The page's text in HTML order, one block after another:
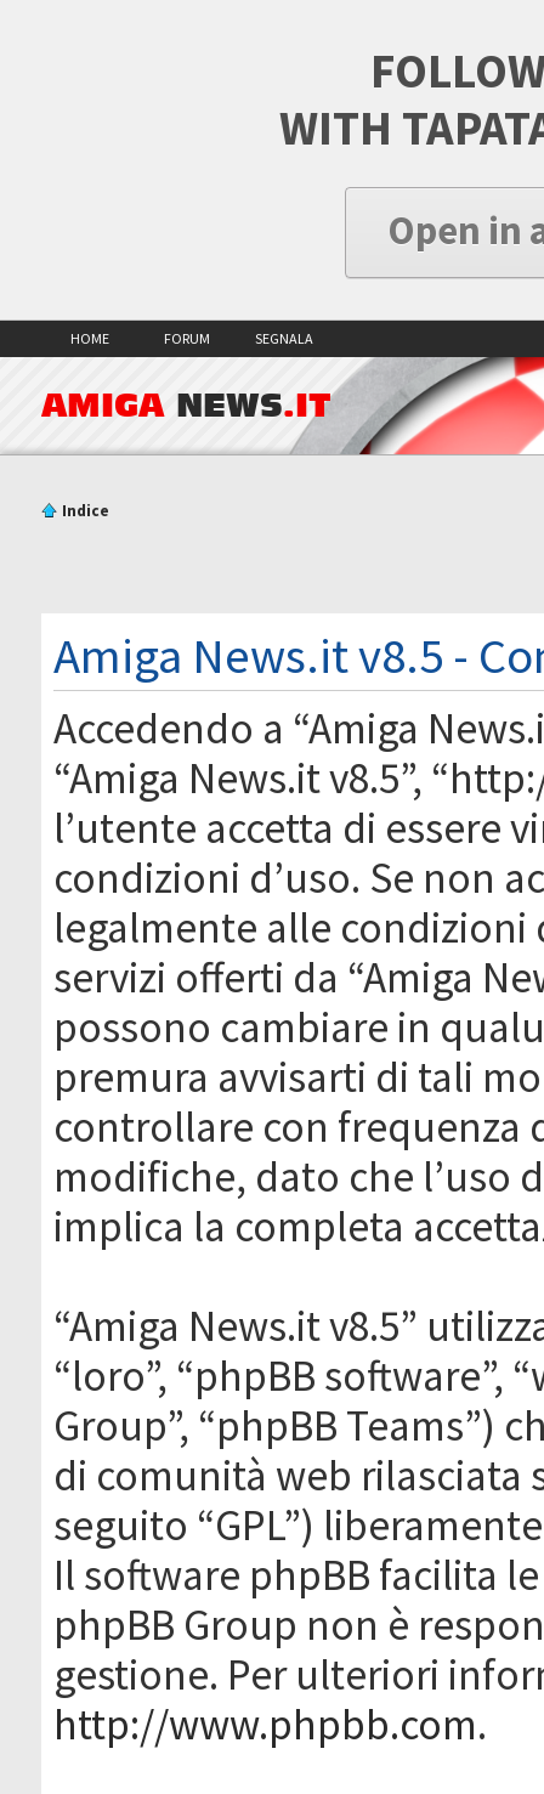
WITH
Open in
HOME FORUM SEGNALA
AMIGA NEWS.IT
Indice
Amiga News.it v8.5 -
Accedendo a “Amiga
“Amiga News.it v8.5”,
l’utente accetta di essere
condizioni d’uso. Se non
legalmente alle condizioni
servizi offerti da “Amiga
possono cambiare in
premura avvisarti di tali
controllare con frequenza
modifiche, dato che l’uso
implica la completa
“Amiga News.it v8.5”
“loro”, “phpBB software”,
Group”, “phpBB Teams”)
di comunità web rilasciata
seguito “GPL”)
Il software phpBB facilita
phpBB Group non è
gestione. Per ulteriori
http://www.phpbb.com.